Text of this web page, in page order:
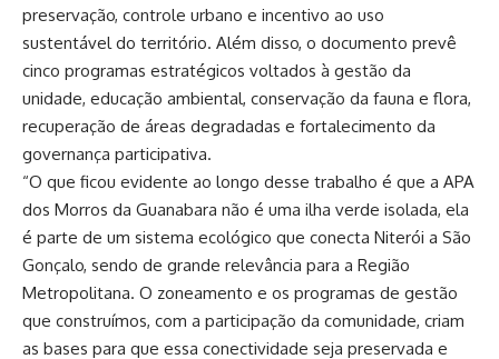
preservação, controle urbano e incentivo ao uso
sustentável do território. Além disso, o documento prevê
cinco programas estratégicos voltados à gestão da
unidade, educação ambiental, conservação da fauna e flora,
recuperação de áreas degradadas e fortalecimento da
governança participativa.
“O que ficou evidente ao longo desse trabalho é que a APA
dos Morros da Guanabara não é uma ilha verde isolada, ela
é parte de um sistema ecológico que conecta Niterói a São
Gonçalo, sendo de grande relevância para a Região
Metropolitana. O zoneamento e os programas de gestão
que construímos, com a participação da comunidade, criam
as bases para que essa conectividade seja preservada e